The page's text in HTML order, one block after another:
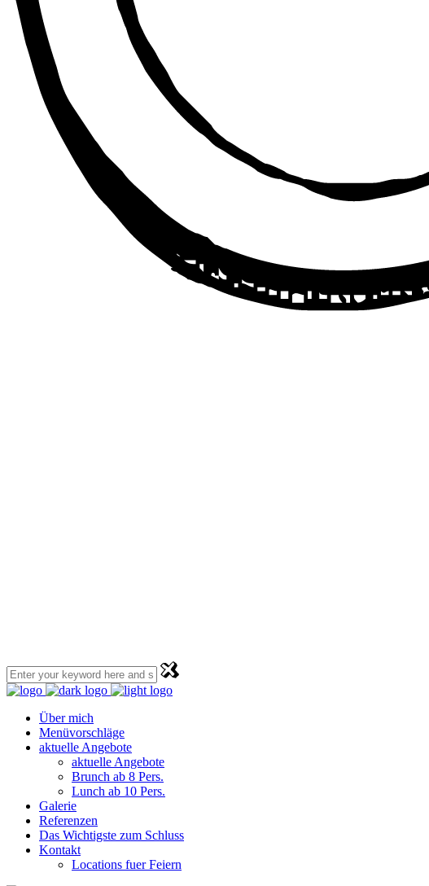
Über mich
Menüvorschläge
aktuelle Angebote
aktuelle Angebote
Brunch ab 8 Pers.
Lunch ab 10 Pers.
Galerie
Referenzen
Das Wichtigste zum Schluss
Kontakt
Locations fuer Feiern